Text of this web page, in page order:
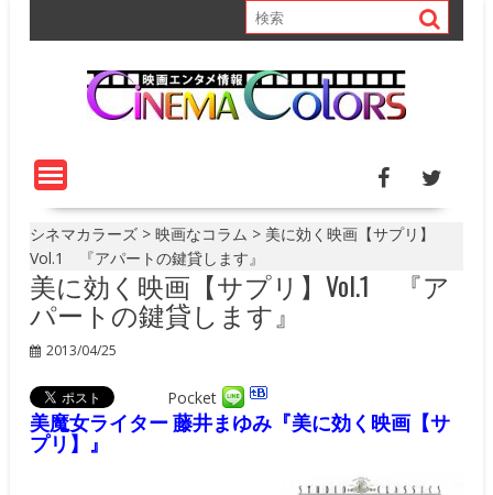
シネマカラーズ >映画なコラム > 美に効く映画【サプリ】
Vol.1 『アパートの鍵貸します』
美に効く映画【サプリ】Vol.1 『ア
パートの鍵貸します』
2013/04/25
Pocket
美魔女ライター 藤井まゆみ『美に効く映画【サ
プリ】』